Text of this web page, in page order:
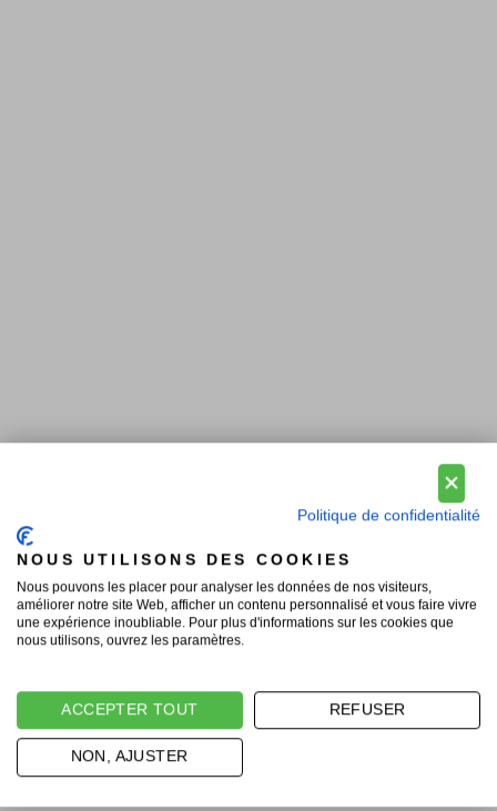
Politique de confidentialité
NOUS UTILISONS DES COOKIES
Nous pouvons les placer pour analyser les données de nos visiteurs,
améliorer notre site Web, afficher un contenu personnalisé et vous faire vivre
une expérience inoubliable. Pour plus d'informations sur les cookies que
nous utilisons, ouvrez les paramètres.
ACCEPTER TOUT REFUSER
NON, AJUSTER